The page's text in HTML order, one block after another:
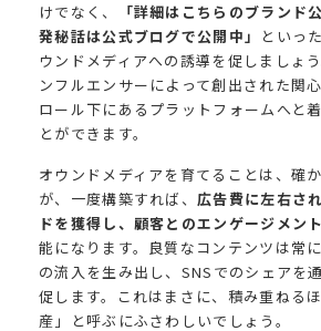
けでなく、
「詳細はこちらのブランド
発秘話は公式ブログで公開中」
といっ
ウンドメディアへの誘導を促しましょ
ンフルエンサーによって創出された関
ロール下にあるプラットフォームへと
とができます。
オウンドメディアを育てることは、確
が、一度構築すれば、 広告費に左右さ
ドを獲得し、顧客とのエンゲージメン
能になります。良質なコンテンツは常
の流入を生み出し、SNSでのシェアを
促します。これはまさに、積み重ねる
産」と呼ぶにふさわしいでしょう。